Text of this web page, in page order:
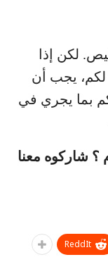
لكن إذا
لكم، يجب أن
بما يجري في
؟ شاركوه معنا
ReddIt